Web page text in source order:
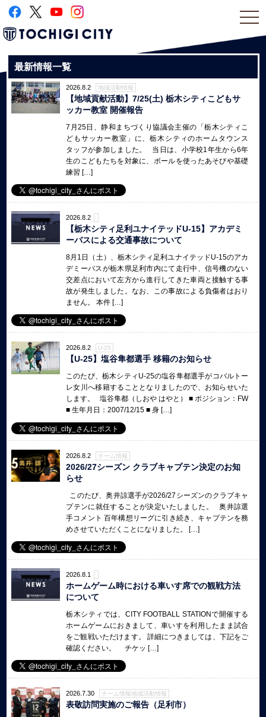
最新情報一覧
2026.8.2 地域活動情報
【地域貢献活動】7/25(土) 栃木シティこどもサ
ッカー教室 開催報告
7月25日、静和まちづくり協議会主催の「栃木シティこ
どもサッカー教室」に、栃木シティのホームタウンス
タッフが参加しました。 当日は、小学校1年生から6年
生のこどもたちを対象に、ボールを使ったあそびや基礎
練習 […]
2026.8.2
【栃木シティ足利ユナイテッドU-15】アカデミ
ーバスによる交通事故について
8月1日（土）、栃木シティ足利ユナイテッドU-15のアカ
デミーバスが栃木県足利市内にて走行中、信号機のない
交差点において左方から進行してきた車両と接触する事
故が発生しました。なお、この事故による負傷者はおり
ません。 本件 […]
2026.8.2 U-25
【U-25】塩谷隼都選手 移籍のお知らせ
このたび、栃木シティU-25の塩谷隼都選手がコバルトー
レ女川へ移籍することとなりましたので、お知らせいた
します。 塩谷隼都（しおや はやと） ■ ポジション：FW
■ 生年月日：2007/12/15 ■ 身 […]
2026.8.2 チーム情報
2026/27シーズン クラブキャプテン決定のお知
らせ
このたび、奥井諒選手が2026/27シーズンのクラブキャ
プテンに就任することが決定いたしました。 奥井諒選
手コメント 百年構想リーグに引き続き、キャプテンを務
めさせていただくことになりました。 […]
2026.8.1
ホームゲーム時における車いす席での観戦方法
について
栃木シティでは、CITY FOOTBALL STATIONで開催する
ホームゲームにおきまして、車いすを利用したまま試合
をご観戦いただけます。 詳細につきましては、下記をご
確認ください。 チケッ […]
2026.7.30 チーム情報地域活動情報
表敬訪問実施のご報告（足利市）